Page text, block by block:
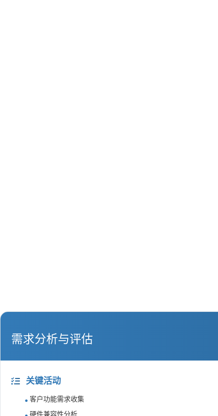
需求分析与评估
关键活动
客户功能需求收集
硬件兼容性分析